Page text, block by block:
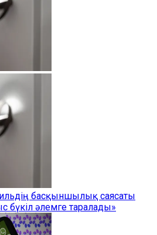
басқыншылық саясаты
бүкіл әлемге таралады»